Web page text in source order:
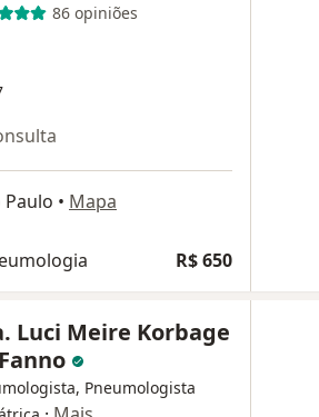
86 opiniões
Paulo • Mapa
R$ 650
Luci Meire Korbage
Pneumologista